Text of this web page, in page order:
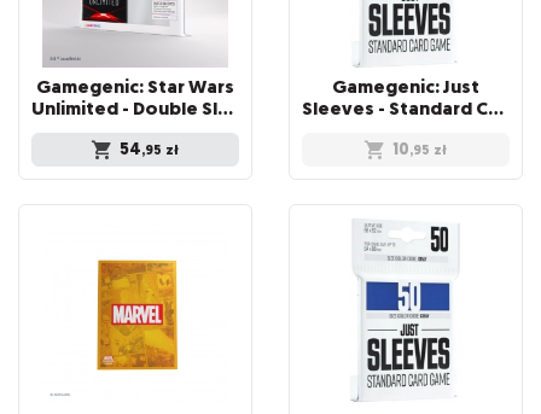
Gamegenic: Star Wars
Unlimited - Double Sleeving Pack - Space Red
54,95 zł
Gamegenic: Just
Sleeves - Standard Card Game Sleeves (66x91 mm), Żółte, 50 sztuk
10,95 zł